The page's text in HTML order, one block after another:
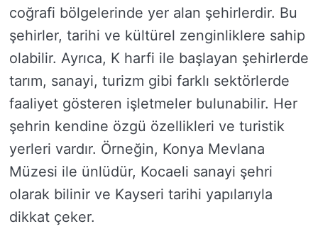
coğrafi bölgelerinde yer alan şehirlerdir. Bu
şehirler, tarihi ve kültürel zenginliklere sahip
olabilir. Ayrıca, K harfi ile başlayan şehirlerde
tarım, sanayi, turizm gibi farklı sektörlerde
faaliyet gösteren işletmeler bulunabilir. Her
şehrin kendine özgü özellikleri ve turistik
yerleri vardır. Örneğin, Konya Mevlana
Müzesi ile ünlüdür, Kocaeli sanayi şehri
olarak bilinir ve Kayseri tarihi yapılarıyla
dikkat çeker.